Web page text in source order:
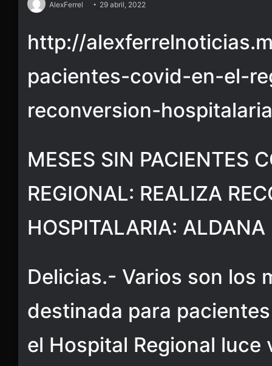
AlexFerrel 29 abril, 2022
http://
pacientes-covid-en-el-
reconversion-
MESES SIN PACIENTES
REGIONAL: REALIZA
HOSPITALARIA: ALDANA
Delicias.- Varios son los
destinada para
el Hospital Regional luce